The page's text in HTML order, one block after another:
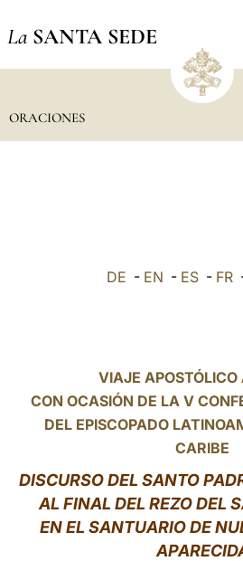
La SANTA SEDE
ORACIONES
DE - EN - ES - FR
VIAJE APOSTÓLICO
CON OCASIÓN DE LA V
DEL EPISCOPADO
CARIBE
DISCURSO DEL SANTO
AL FINAL DEL REZO DEL
EN EL SANTUARIO DE